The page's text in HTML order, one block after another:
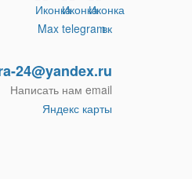
24@yandex.ru
Написать нам email